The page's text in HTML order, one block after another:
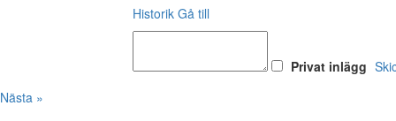
Historik Gå till
Privat inlägg
Nästa »